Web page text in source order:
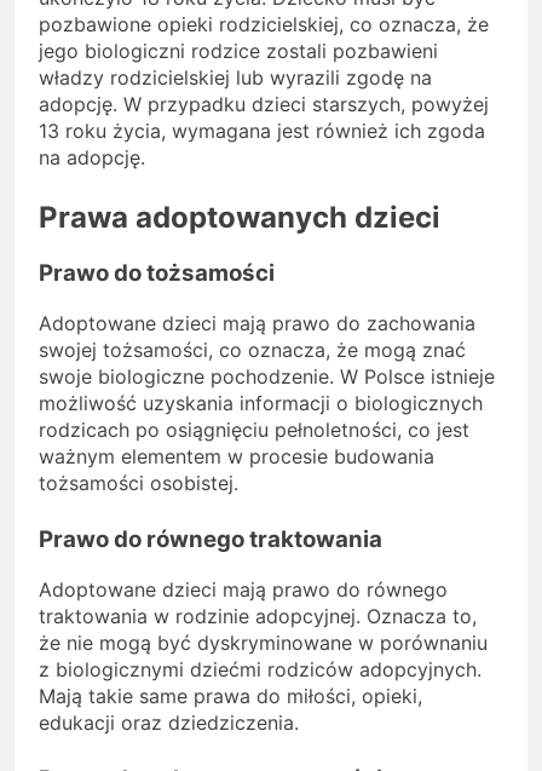
pozbawione opieki rodzicielskiej, co oznacza, że
jego biologiczni rodzice zostali pozbawieni
władzy rodzicielskiej lub wyrazili zgodę na
adopcję. W przypadku dzieci starszych, powyżej
13 roku życia, wymagana jest również ich zgoda
na adopcję.
Prawa adoptowanych dzieci
Prawo do tożsamości
Adoptowane dzieci mają prawo do zachowania
swojej tożsamości, co oznacza, że mogą znać
swoje biologiczne pochodzenie. W Polsce istnieje
możliwość uzyskania informacji o biologicznych
rodzicach po osiągnięciu pełnoletności, co jest
ważnym elementem w procesie budowania
tożsamości osobistej.
Prawo do równego traktowania
Adoptowane dzieci mają prawo do równego
traktowania w rodzinie adopcyjnej. Oznacza to,
że nie mogą być dyskryminowane w porównaniu
z biologicznymi dziećmi rodziców adopcyjnych.
Mają takie same prawa do miłości, opieki,
edukacji oraz dziedziczenia.